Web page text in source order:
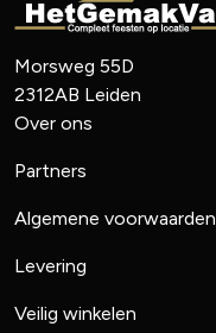
Morsweg 55D
2312AB Leiden
Over ons
Partners
Algemene voorwaarden
Levering
Veilig winkelen